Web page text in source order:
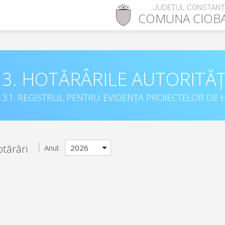
JUDEȚUL
COMUNA
3. HOTĂRÂRILE
3.1. REGISTRUL PENTRU EVIDENȚA PROIECTELOR
Anul: